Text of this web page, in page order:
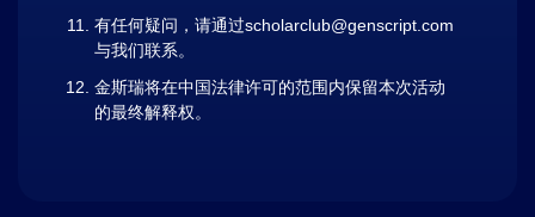
有任何疑问，请通过scholarclub@genscript.com
与我们联系。
金斯瑞将在中国法律许可的范围内保留本次活动
的最终解释权。